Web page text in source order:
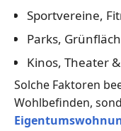
Sportvereine,
Parks,
Kinos, Theater
Solche Faktoren
Wohlbefinden,